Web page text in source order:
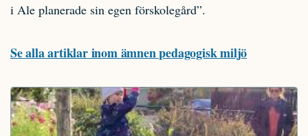
i Ale planerade sin egen förskolegård”.
Se alla artiklar inom ämnen pedagogisk miljö